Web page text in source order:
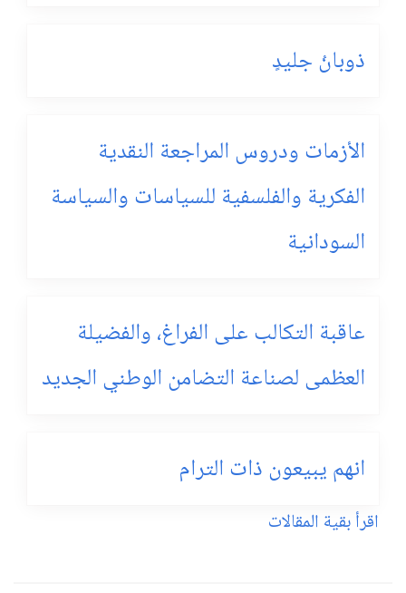
ذوبانُ جليدٍ
الأزمات ودروس المراجعة النقدية
الفكرية والفلسفية للسياسات والسياسة
السودانية
عاقبة التكالب على الفراغ، والفضيلة
العظمى لصناعة التضامن الوطني الجديد
انهم يبيعون ذات الترام
اقرأ بقية المقالات